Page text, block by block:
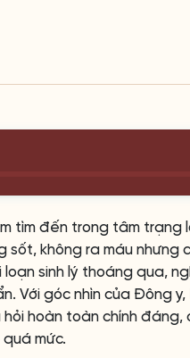
tìm đến trong tâm trạng
không ra máu nhưng
sinh lý thoáng qua,
Với góc nhìn của Đông
hoàn toàn chính
mức.